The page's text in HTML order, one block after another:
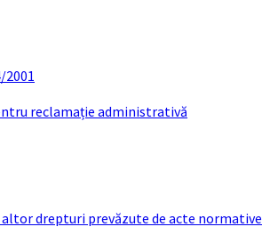
2001
reclamație administrativă
drepturi prevăzute de acte normative